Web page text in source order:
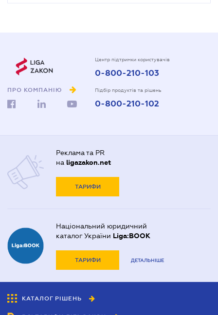
ПРО КОМПАНІЮ
Центр підтримки користувачів
0-800-210-103
Підбір продуктів та рішень
0-800-210-102
Реклама та PR
на ligazakon.net
ТАРИФИ
Національний юридичний
каталог України Liga:BOOK
ТАРИФИ ДЕТАЛЬНІШЕ
КАТАЛОГ РІШЕНЬ